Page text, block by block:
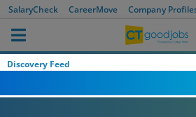
SalaryCheck CareerMove Company
Discovery Feed